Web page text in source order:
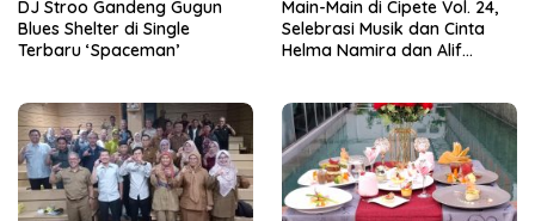
DJ Stroo Gandeng Gugun
Blues Shelter di Single
Terbaru ‘Spaceman’
Main-Main di Cipete Vol. 24,
Selebrasi Musik dan Cinta
Helma Namira dan Alif